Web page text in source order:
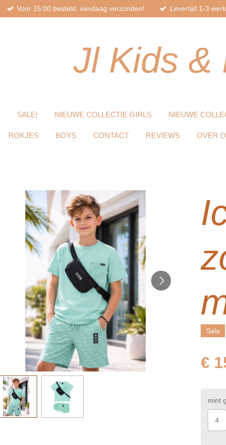
Voor 15:00 besteld, vandaag verzonden! Levertijd 1-3
JlKids &
SALE! NIEUWE COLLECTIE GIRLS NIEUWE
ROKJES BOYS CONTACT REVIEWS OVER
Sale
€
mint
4